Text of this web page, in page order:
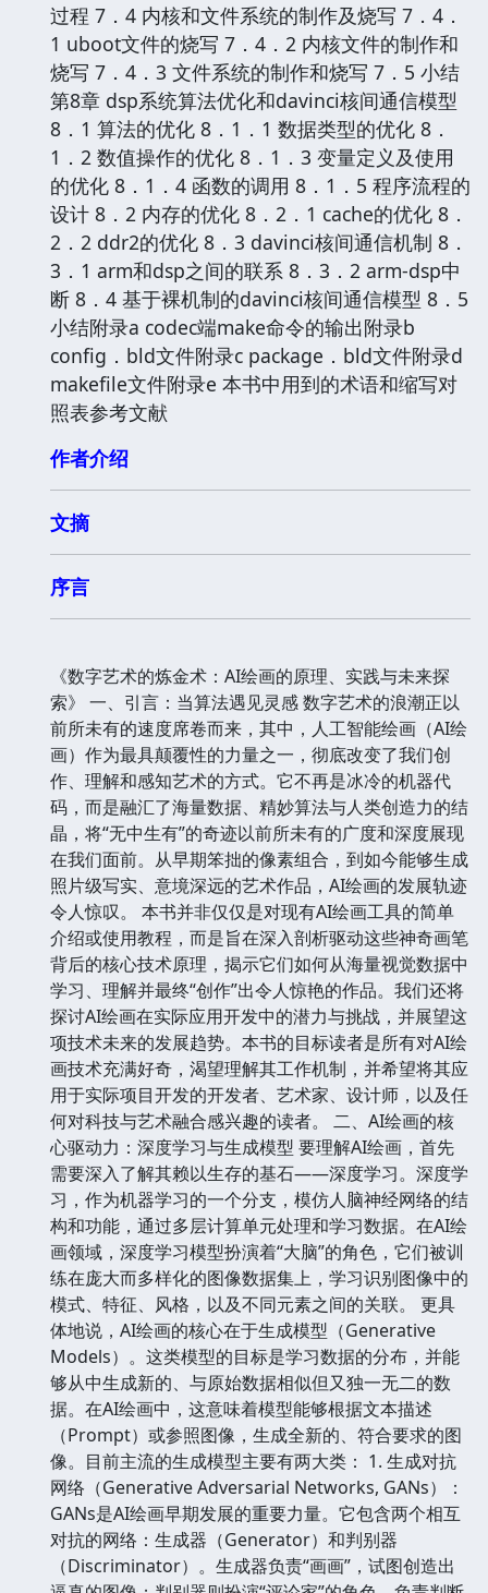
过程 7．4 内核和文件系统的制作及烧写 7．4．
1 uboot文件的烧写 7．4．2 内核文件的制作和
烧写 7．4．3 文件系统的制作和烧写 7．5 小结
第8章 dsp系统算法优化和davinci核间通信模型
8．1 算法的优化 8．1．1 数据类型的优化 8．
1．2 数值操作的优化 8．1．3 变量定义及使用
的优化 8．1．4 函数的调用 8．1．5 程序流程的
设计 8．2 内存的优化 8．2．1 cache的优化 8．
2．2 ddr2的优化 8．3 davinci核间通信机制 8．
3．1 arm和dsp之间的联系 8．3．2 arm-dsp中
断 8．4 基于裸机制的davinci核间通信模型 8．5
小结附录a codec端make命令的输出附录b
config．bld文件附录c package．bld文件附录d
makefile文件附录e 本书中用到的术语和缩写对
照表参考文献
作者介绍
文摘
序言
《数字艺术的炼金术：AI绘画的原理、实践与未来探
索》 一、引言：当算法遇见灵感 数字艺术的浪潮正以
前所未有的速度席卷而来，其中，人工智能绘画（AI绘
画）作为最具颠覆性的力量之一，彻底改变了我们创
作、理解和感知艺术的方式。它不再是冰冷的机器代
码，而是融汇了海量数据、精妙算法与人类创造力的结
晶，将“无中生有”的奇迹以前所未有的广度和深度展现
在我们面前。从早期笨拙的像素组合，到如今能够生成
照片级写实、意境深远的艺术作品，AI绘画的发展轨迹
令人惊叹。 本书并非仅仅是对现有AI绘画工具的简单
介绍或使用教程，而是旨在深入剖析驱动这些神奇画笔
背后的核心技术原理，揭示它们如何从海量视觉数据中
学习、理解并最终“创作”出令人惊艳的作品。我们还将
探讨AI绘画在实际应用开发中的潜力与挑战，并展望这
项技术未来的发展趋势。本书的目标读者是所有对AI绘
画技术充满好奇，渴望理解其工作机制，并希望将其应
用于实际项目开发的开发者、艺术家、设计师，以及任
何对科技与艺术融合感兴趣的读者。 二、AI绘画的核
心驱动力：深度学习与生成模型 要理解AI绘画，首先
需要深入了解其赖以生存的基石——深度学习。深度学
习，作为机器学习的一个分支，模仿人脑神经网络的结
构和功能，通过多层计算单元处理和学习数据。在AI绘
画领域，深度学习模型扮演着“大脑”的角色，它们被训
练在庞大而多样化的图像数据集上，学习识别图像中的
模式、特征、风格，以及不同元素之间的关联。 更具
体地说，AI绘画的核心在于生成模型（Generative
Models）。这类模型的目标是学习数据的分布，并能
够从中生成新的、与原始数据相似但又独一无二的数
据。在AI绘画中，这意味着模型能够根据文本描述
（Prompt）或参照图像，生成全新的、符合要求的图
像。目前主流的生成模型主要有两大类： 1. 生成对抗
网络（Generative Adversarial Networks, GANs）：
GANs是AI绘画早期发展的重要力量。它包含两个相互
对抗的网络：生成器（Generator）和判别器
（Discriminator）。生成器负责“画画”，试图创造出